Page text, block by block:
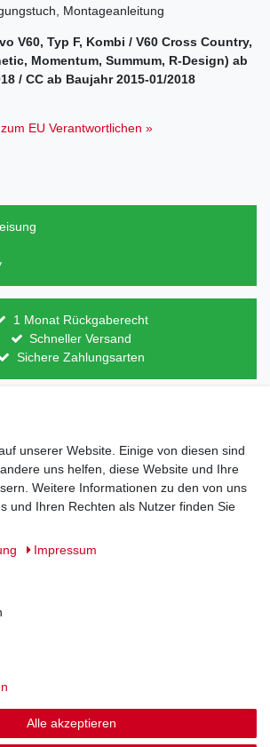
Montageanleitung
V60, Typ F, Kombi / V60 Cross Country,
Momentum, Summum, R-Design) ab
/ CC ab Baujahr 2015-01/2018
EU Verantwortlichen »
1 Monat Rückgaberecht
Schneller Versand
Sichere Zahlungsarten
2026 | Alle Rechte vorbehalten.
unserer Website. Einige von diesen sind
uns helfen, diese Website und Ihre
Weitere Informationen zu den von uns
und Ihren Rechten als Nutzer finden Sie
Impressum
Alle akzeptieren